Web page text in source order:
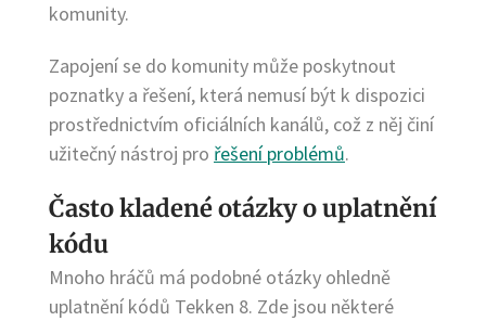
komunity.
Zapojení se do komunity může poskytnout
poznatky a řešení, která nemusí být k dispozici
prostřednictvím oficiálních kanálů, což z něj činí
užitečný nástroj pro řešení problémů.
Často kladené otázky o uplatnění
kódu
Mnoho hráčů má podobné otázky ohledně
uplatnění kódů Tekken 8. Zde jsou některé